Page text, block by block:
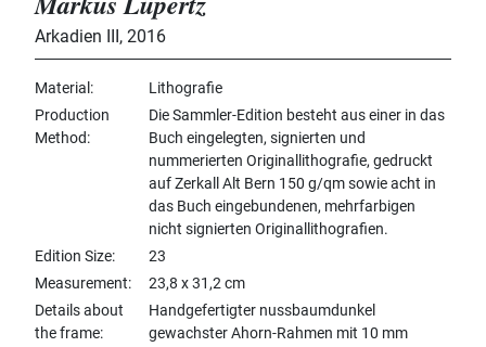
Arkadien III , 2016
Material
Lithografie
Production
Method
Die Sammler-Edition besteht aus einer in das
Buch eingelegten, signierten und
nummerierten Originallithografie, gedruckt
auf Zerkall Alt Bern 150 g/qm sowie acht in
das Buch eingebundenen, mehrfarbigen
nicht signierten Originallithografien.
Edition Size
23
Measurement
23,8 x 31,2 cm
Details about
the frame
Handgefertigter nussbaumdunkel
gewachster Ahorn-Rahmen mit 10 mm